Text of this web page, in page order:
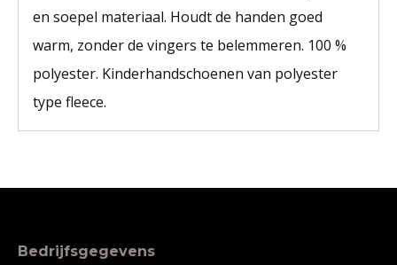
en soepel materiaal. Houdt de handen goed
warm, zonder de vingers te belemmeren. 100 %
polyester. Kinderhandschoenen van polyester
type fleece.
Bedrijfsgegevens